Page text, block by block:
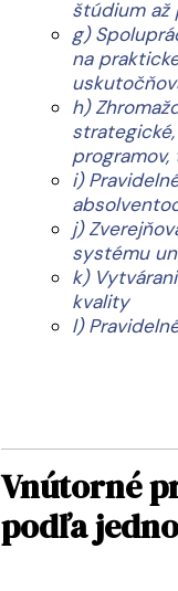
štúdium až
g)
na
h)
i)
j)
systému
k)
kvality
l)
Vnútorné
podľa